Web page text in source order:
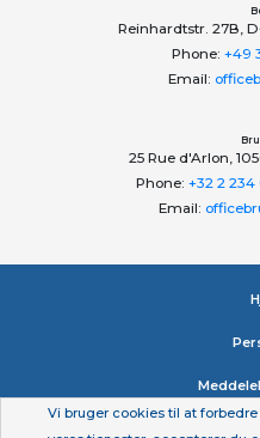
Reinhardtstr. 27B,
Phone: +49
Email:
25 Rue d'Arlon,
Phone: +32 2 234
Email:
Vi bruger cookies til at